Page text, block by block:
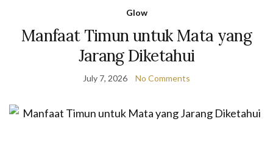
Glow
Manfaat Timun untuk Mata yang
Jarang Diketahui
July 7, 2026 No Comments